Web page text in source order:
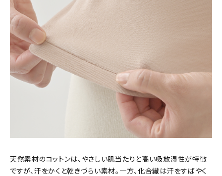
天然素材のコットンは、やさしい肌当たりと高い吸放湿性が特徴
ですが、汗をかくと乾きづらい素材。一方、化合繊は汗をすばやく